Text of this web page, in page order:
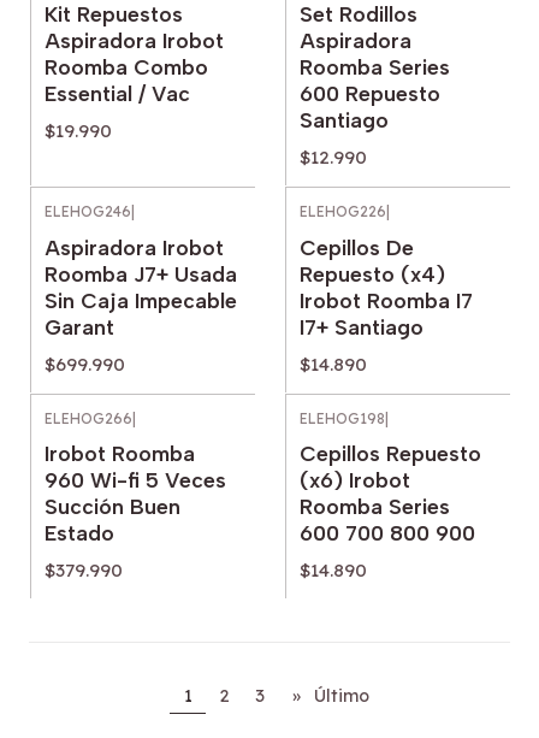
Kit Repuestos
Aspiradora Irobot
Roomba Combo
Essential / Vac
$19.990
Set Rodillos
Aspiradora
Roomba Series
600 Repuesto
Santiago
$12.990
ELEHOG246
Aspiradora Irobot
Roomba J7+ Usada
Sin Caja Impecable
Garant
$699.990
ELEHOG226
Cepillos De
Repuesto (x4)
Irobot Roomba I7
I7+ Santiago
$14.890
ELEHOG266
Irobot Roomba
960 Wi-fi 5 Veces
Succión Buen
Estado
$379.990
ELEHOG198
Cepillos Repuesto
(x6) Irobot
Roomba Series
600 700 800 900
$14.890
1 2 3 » Último